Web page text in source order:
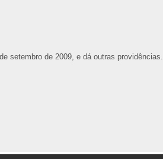
setembro de 2009, e dá outras providências.